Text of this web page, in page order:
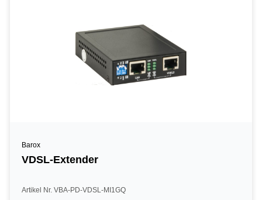
Barox
VDSL-Extender
Artikel Nr. VBA-PD-VDSL-MI1GQ